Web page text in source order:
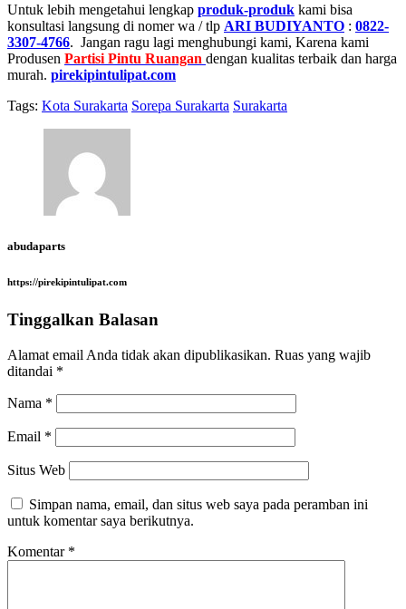
Untuk lebih mengetahui lengkap produk-produk kami bisa
konsultasi langsung di nomer wa / tlp ARI BUDIYANTO : 0822-
3307-4766. Jangan ragu lagi menghubungi kami, Karena kami
Produsen Partisi Pintu Ruangan dengan kualitas terbaik dan harga
murah. pirekipintulipat.com
Tags: Kota Surakarta Sorepa Surakarta Surakarta
abudaparts
https://pirekipintulipat.com
Tinggalkan Balasan
Alamat email Anda tidak akan dipublikasikan. Ruas yang wajib
ditandai *
Nama *
Email *
Situs Web
Simpan nama, email, dan situs web saya pada peramban ini
untuk komentar saya berikutnya.
Komentar *